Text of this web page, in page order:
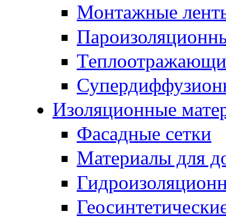
Монтажные
Изоляционные
Фасадные сетки
Материалы для